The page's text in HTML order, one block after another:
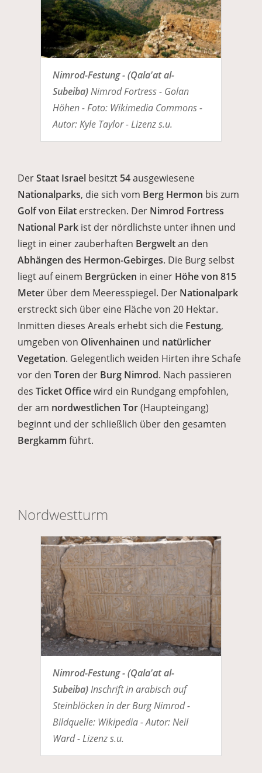
Nimrod-Festung - (Qala'at al-
Subeiba)Nimrod Fortress - Golan
Höhen - Foto: Wikimedia Commons -
Autor: Kyle Taylor - Lizenz s.u.
DerStaat Israel besitzt 54ausgewiesene
Nationalparks, die sich vom Berg Hermon bis zum
Golf von Eilat erstrecken. Der Nimrod Fortress
National Park ist der nördlichste unter ihnen und
liegt in einer zauberhaften Bergweltan den
Abhängen des Hermon-Gebirges. Die Burg selbst
liegt auf einem Bergrücken in einer Höhe von 815
Meter über dem Meeresspiegel. Der Nationalpark
erstreckt sich über eine Fläche von 20 Hektar.
Inmitten dieses Areals erhebt sich die Festung,
umgeben von Olivenhainen und natürlicher
Vegetation. Gelegentlich weiden Hirten ihre Schafe
vor den Toren der Burg Nimrod. Nach passieren
des Ticket Officewird ein Rundgang empfohlen,
der am nordwestlichen Tor(Haupteingang)
beginnt und der schließlich über den gesamten
Bergkamm führt.
Nordwestturm
Nimrod-Festung - (Qala'at al-
Subeiba)Inschrift in arabisch auf
Steinblöcken in der Burg Nimrod -
Bildquelle: Wikipedia - Autor: Neil
Ward - Lizenz s.u.